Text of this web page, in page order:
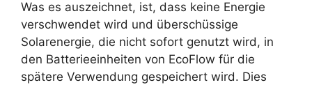
Was es auszeichnet, ist, dass keine Energie
verschwendet wird und überschüssige
Solarenergie, die nicht sofort genutzt wird, in
den Batterieeinheiten von EcoFlow für die
spätere Verwendung gespeichert wird. Dies